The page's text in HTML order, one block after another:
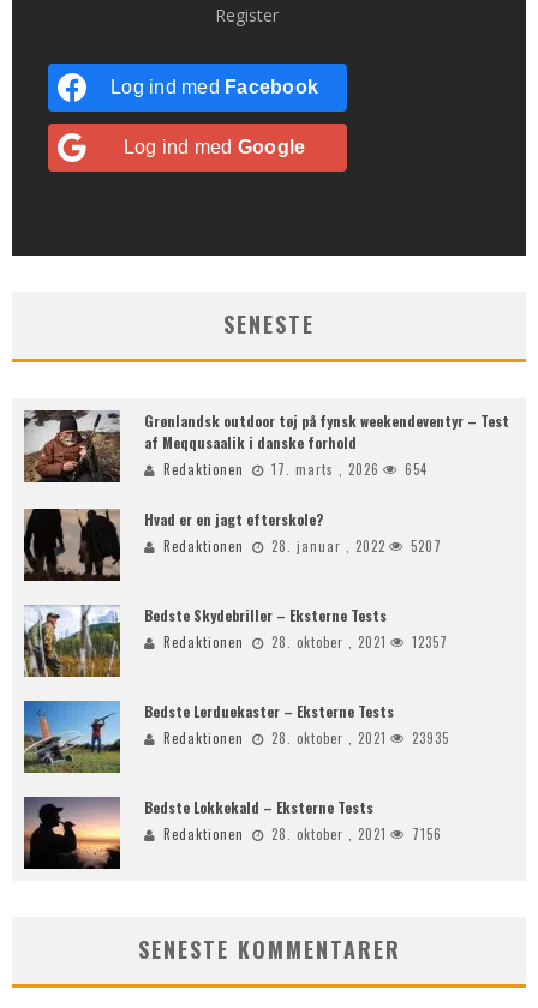
Register
Log ind med Facebook
Log ind med Google
SENESTE
Grønlandsk outdoor tøj på fynsk weekendeventyr – Test
af Meqqusaalik i danske forhold
Redaktionen 17. marts , 2026 654
Hvad er en jagt efterskole?
Redaktionen 28. januar , 2022 5207
Bedste Skydebriller – Eksterne Tests
Redaktionen 28. oktober , 2021 12357
Bedste Lerduekaster – Eksterne Tests
Redaktionen 28. oktober , 2021 23935
Bedste Lokkekald – Eksterne Tests
Redaktionen 28. oktober , 2021 7156
SENESTE KOMMENTARER